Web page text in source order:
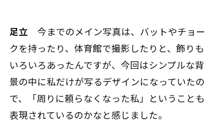
足立 今までのメイン写真は、バットやチョー
クを持ったり、体育館で撮影したりと、飾りも
いろいろあったんですが、今回はシンプルな背
景の中に私だけが写るデザインになっていたの
で、「周りに頼らなくなった私」ということも
表現されているのかなと感じました。